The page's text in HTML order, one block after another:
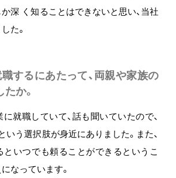
深 く知ることはできないと思い、当社
た。
職するにあたって、両親や家族の
か。
就職していて、話も聞いていたので、
いう選択肢が身近にありました。また、
といつでも頼ることができるというこ
なっています。